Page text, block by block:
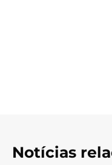
Notícias